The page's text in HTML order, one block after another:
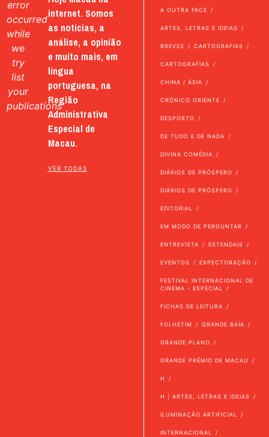
error
occurred
while
we
try
list
your
publications
internet. Somos
as notícias, a
análise, a opinião
e muito mais, em
língua
portuguesa, na
Região
Administrativa
Especial de
Macau.
VER TODAS
A OUTRA FACE
ARTES, LETRAS E IDEIAS
BREVES CARTOGRAFIAS
CARTOGRAFIAS
CHINA / ÁSIA
CRÓNICO ORIENTE
DESPORTO
DE TUDO E DE NADA
DIVINA COMÉDIA
DIÁRIOS DE PRÓSPERO
DIÁRIOS DE PRÓSPERO
EDITORIAL
EM MODO DE PERGUNTAR
ENTREVISTA ESTENDAIS
EVENTOS EXPECTORAÇÃO
FESTIVAL INTERNACIONAL DE
CINEMA - ESPECIAL
FICHAS DE LEITURA
FOLHETIM GRANDE BAÍA
GRANDE PLANO
GRANDE PRÉMIO DE MACAU
H
H | ARTES, LETRAS E IDEIAS
ILUMINAÇÃO ARTIFICIAL
INTERNACIONAL